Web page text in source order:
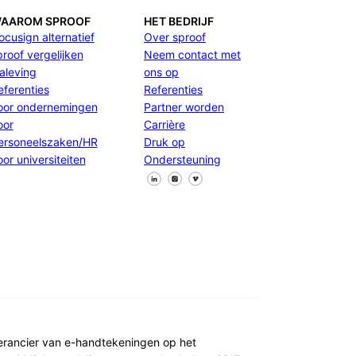
SPROOF
alternatief
vergelijken
ondernemingen
HR
universiteiten
HET BEDRIJF
Over sproof
Neem contact met
ons op
Referenties
Partner worden
Carrière
Druk op
Ondersteuning
Volg ons op Facebook
Volg ons op X
Volg ons op LinkedIn
van e-handtekeningen op het